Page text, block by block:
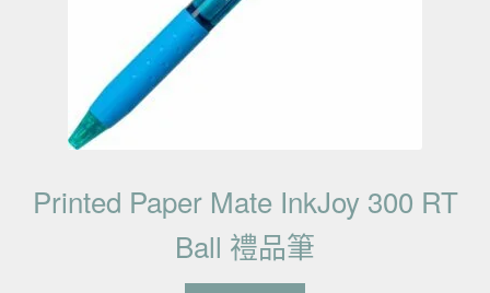
Printed Paper Mate InkJoy 300 RT
Ball 禮品筆